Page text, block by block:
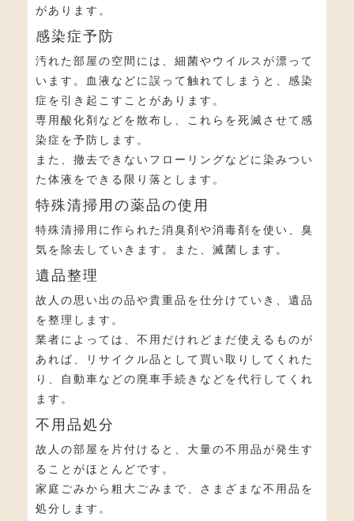
があります。
感染症予防
汚れた部屋の空間には、細菌やウイルスが漂って
います。血液などに誤って触れてしまうと、感染
症を引き起こすことがあります。
専用酸化剤などを散布し、これらを死滅させて感
染症を予防します。
また、撤去できないフローリングなどに染みつい
た体液をできる限り落とします。
特殊清掃用の薬品の使用
特殊清掃用に作られた消臭剤や消毒剤を使い、臭
気を除去していきます。また、滅菌します。
遺品整理
故人の思い出の品や貴重品を仕分けていき、遺品
を整理します。
業者によっては、不用だけれどまだ使えるものが
あれば、リサイクル品として買い取りしてくれた
り、自動車などの廃車手続きなどを代行してくれ
ます。
不用品処分
故人の部屋を片付けると、大量の不用品が発生す
ることがほとんどです。
家庭ごみから粗大ごみまで、さまざまな不用品を
処分します。